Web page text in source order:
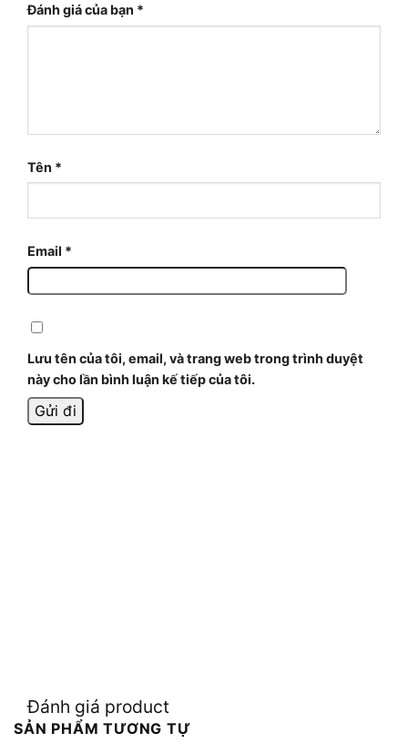
Đánh giá của bạn *
Tên *
Email *
Lưu tên của tôi, email, và trang web trong trình duyệt
này cho lần bình luận kế tiếp của tôi.
Đánh giá product
SẢN PHẨM TƯƠNG TỰ